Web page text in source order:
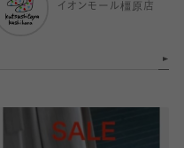
イオンモール橿原店